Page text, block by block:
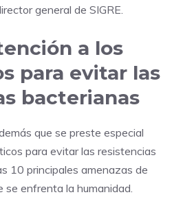
general de SIGRE.
a los
para evitar las
bacterianas
que se preste especial
para evitar las resistencias
10 principales amenazas de
se enfrenta la humanidad.